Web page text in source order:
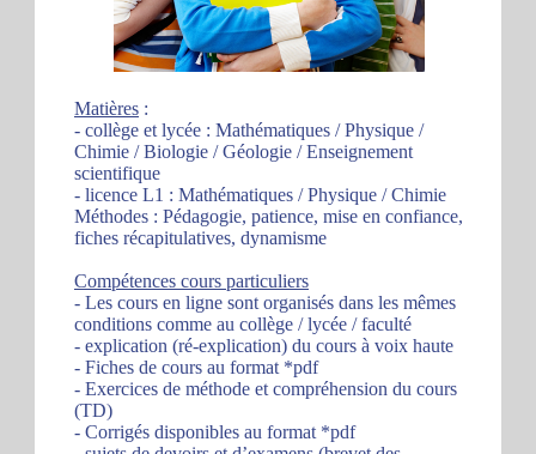
Matières :
- collège et lycée : Mathématiques / Physique /
Chimie / Biologie / Géologie / Enseignement
scientifique
- licence L1 : Mathématiques / Physique / Chimie
Méthodes : Pédagogie, patience, mise en confiance,
fiches récapitulatives, dynamisme
Compétences cours particuliers
- Les cours en ligne sont organisés dans les mêmes
conditions comme au collège / lycée / faculté
- explication (ré-explication) du cours à voix haute
- Fiches de cours au format *pdf
- Exercices de méthode et compréhension du cours
(TD)
- Corrigés disponibles au format *pdf